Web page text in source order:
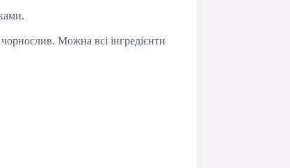
Можна всі інгредієнти